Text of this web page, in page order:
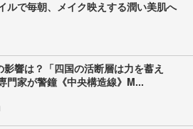
ルで毎朝、メイク映えする潤い美肌へ
影響は？「四国の活断層は力を蓄え
門家が警鐘《中央構造線》M...